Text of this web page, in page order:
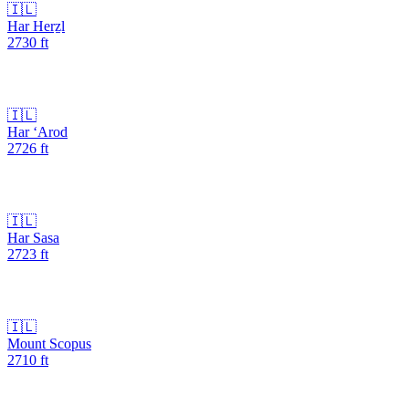
🇮🇱
Har Herẕl
2730 ft
🇮🇱
Har ‘Arod
2726 ft
🇮🇱
Har Sasa
2723 ft
🇮🇱
Mount Scopus
2710 ft